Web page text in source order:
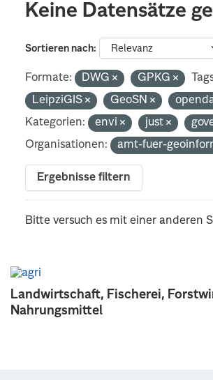
Landwirtschaft, Fischerei,
Nahrungsmittel
Keine Datensätze
Sortieren nach
Formate: DWG GPKG
LeipziGIS
GeoSN
Kategorien:
envi just
Organisationen:
amt-fuer-
Ergebnisse filtern
Bitte versuch es mit einer anderen